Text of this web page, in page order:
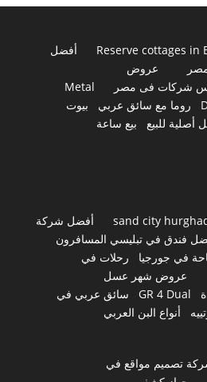
Reserve cottages in
أفضل
عروض
شركات فى مصر
Metal
روما مع سائق عربي
بيوت
أصلية للبيع
بيع ساعة
sand city
أفضل شركة
فندق في تبليسي المسافرون
في جورجيا
رحلات في
عروض شهر عسل
GR 4 Dual
سائق عربي في
أنواع البن العربي
تصميم مواقع في